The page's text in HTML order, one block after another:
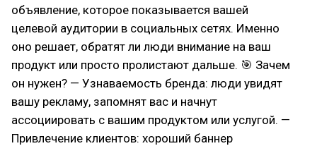
объявление, которое показывается вашей
целевой аудитории в социальных сетях. Именно
оно решает, обратят ли люди внимание на ваш
продукт или просто пролистают дальше. 🎯 Зачем
он нужен? — Узнаваемость бренда: люди увидят
вашу рекламу, запомнят вас и начнут
ассоциировать с вашим продуктом или услугой. —
Привлечение клиентов: хороший баннер